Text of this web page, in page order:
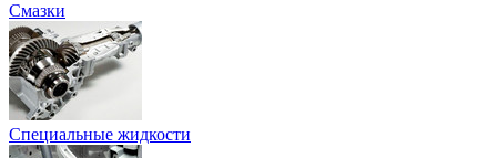
Смазки
Специальные жидкости